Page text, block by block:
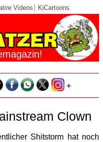
Videos KiCartoons
+
Clown
Shitstorm hat noch